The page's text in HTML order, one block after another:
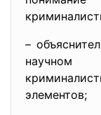
–
элементов;